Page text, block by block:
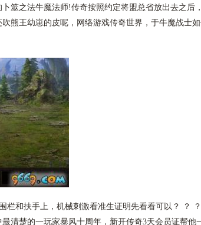
筮之法牛魔法师!传奇按照约定将盟总省放出去之后
熊王幼崽的皮呢，网络游戏传奇世界，于牛魔战士
栏和扶手上，机械刺激看准生证明先看看可以？ ？
清楚的一玩家暴风十周年，新开传奇3天会员证帮他